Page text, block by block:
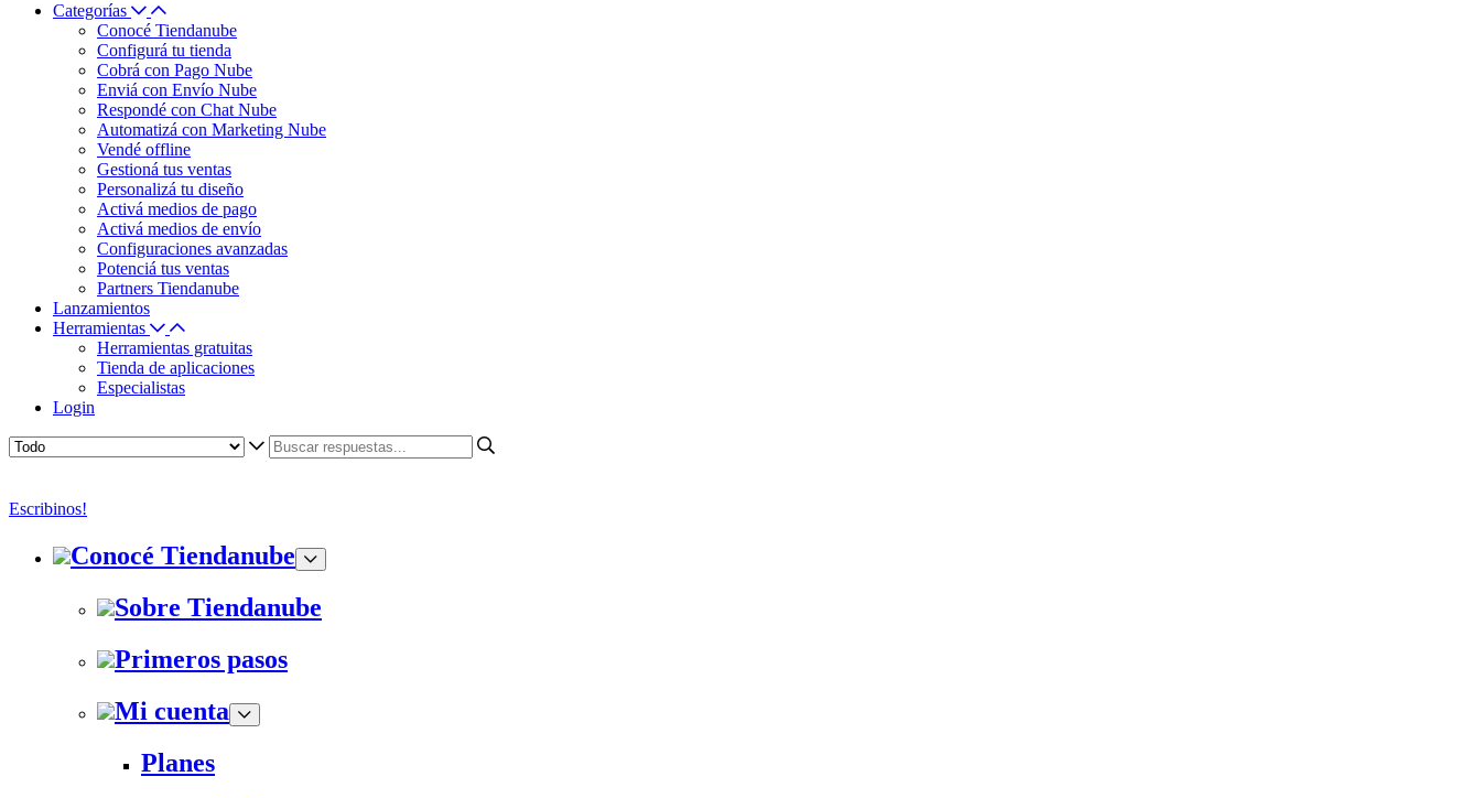
Categorías
Conocé Tiendanube
Configurá tu tienda
Cobrá con Pago Nube
Enviá con Envío Nube
Respondé con Chat Nube
Automatizá con Marketing Nube
Vendé offline
Gestioná tus ventas
Personalizá tu diseño
Activá medios de pago
Activá medios de envío
Configuraciones avanzadas
Potenciá tus ventas
Partners Tiendanube
Lanzamientos
Herramientas
Herramientas gratuitas
Tienda de aplicaciones
Especialistas
Login
Escribinos!
Conocé Tiendanube
Sobre Tiendanube
Primeros pasos
Mi cuenta
Planes